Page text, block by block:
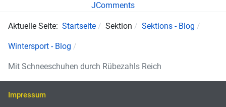
JComments
Aktuelle Seite: Startseite Sektion Sektions - Blog
Wintersport - Blog
Mit Schneeschuhen durch Rübezahls Reich
Impressum